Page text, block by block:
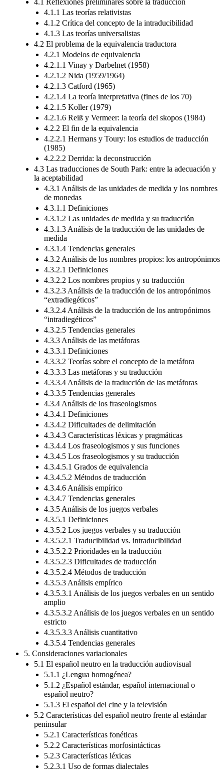
4.1 Reflexiones preliminares sobre la traducción
4.1.1 Las teorías relativistas
4.1.2 Crítica del concepto de la intraducibilidad
4.1.3 Las teorías universalistas
4.2 El problema de la equivalencia traductora
4.2.1 Modelos de equivalencia
4.2.1.1 Vinay y Darbelnet (1958)
4.2.1.2 Nida (1959/1964)
4.2.1.3 Catford (1965)
4.2.1.4 La teoría interpretativa (fines de los 70)
4.2.1.5 Koller (1979)
4.2.1.6 Reiß y Vermeer: la teoría del skopos (1984)
4.2.2 El fin de la equivalencia
4.2.2.1 Hermans y Toury: los estudios de traducción
(1985)
4.2.2.2 Derrida: la deconstrucción
4.3 Las traducciones de South Park: entre la adecuación y
la aceptabilidad
4.3.1 Análisis de las unidades de medida y los nombres
de monedas
4.3.1.1 Definiciones
4.3.1.2 Las unidades de medida y su traducción
4.3.1.3 Análisis de la traducción de las unidades de
medida
4.3.1.4 Tendencias generales
4.3.2 Análisis de los nombres propios: los antropónimos
4.3.2.1 Definiciones
4.3.2.2 Los nombres propios y su traducción
4.3.2.3 Análisis de la traducción de los antropónimos
“extradiegéticos”
4.3.2.4 Análisis de la traducción de los antropónimos
“intradiegéticos”
4.3.2.5 Tendencias generales
4.3.3 Análisis de las metáforas
4.3.3.1 Definiciones
4.3.3.2 Teorías sobre el concepto de la metáfora
4.3.3.3 Las metáforas y su traducción
4.3.3.4 Análisis de la traducción de las metáforas
4.3.3.5 Tendencias generales
4.3.4 Análisis de los fraseologismos
4.3.4.1 Definiciones
4.3.4.2 Dificultades de delimitación
4.3.4.3 Características léxicas y pragmáticas
4.3.4.4 Los fraseologismos y sus funciones
4.3.4.5 Los fraseologismos y su traducción
4.3.4.5.1 Grados de equivalencia
4.3.4.5.2 Métodos de traducción
4.3.4.6 Análisis empírico
4.3.4.7 Tendencias generales
4.3.5 Análisis de los juegos verbales
4.3.5.1 Definiciones
4.3.5.2 Los juegos verbales y su traducción
4.3.5.2.1 Traducibilidad vs. intraducibilidad
4.3.5.2.2 Prioridades en la traducción
4.3.5.2.3 Dificultades de traducción
4.3.5.2.4 Métodos de traducción
4.3.5.3 Análisis empírico
4.3.5.3.1 Análisis de los juegos verbales en un sentido
amplio
4.3.5.3.2 Análisis de los juegos verbales en un sentido
estricto
4.3.5.3.3 Análisis cuantitativo
4.3.5.4 Tendencias generales
5. Consideraciones variacionales
5.1 El español neutro en la traducción audiovisual
5.1.1 ¿Lengua homogénea?
5.1.2 ¿Español estándar, español internacional o
español neutro?
5.1.3 El español del cine y la televisión
5.2 Características del español neutro frente al estándar
peninsular
5.2.1 Características fonéticas
5.2.2 Características morfosintácticas
5.2.3 Características léxicas
5.2.3.1 Uso de formas dialectales